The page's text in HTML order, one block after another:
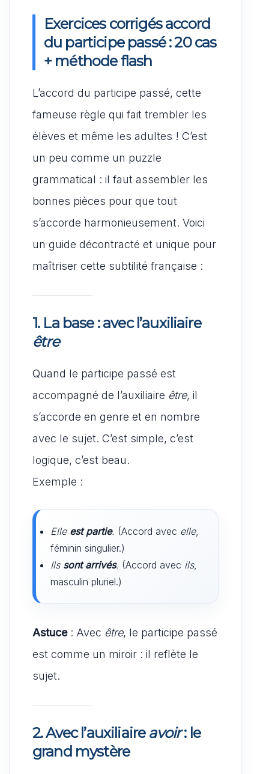
Exercices corrigés accord
du participe passé : 20 cas
+ méthode flash
L’accord du participe passé, cette
fameuse règle qui fait trembler les
élèves et même les adultes ! C’est
un peu comme un puzzle
grammatical : il faut assembler les
bonnes pièces pour que tout
s’accorde harmonieusement. Voici
un guide décontracté et unique pour
maîtriser cette subtilité française :
1. La base : avec l’auxiliaire
être
Quand le participe passé est
accompagné de l’auxiliaire être, il
s’accorde en genre et en nombre
avec le sujet. C’est simple, c’est
logique, c’est beau.
Exemple :
Elle est partie. (Accord avec elle,
féminin singulier.)
Ils sont arrivés. (Accord avec ils,
masculin pluriel.)
Astuce: Avec être, le participe passé
est comme un miroir : il reflète le
sujet.
2. Avec l’auxiliaire avoir: le
grand mystère